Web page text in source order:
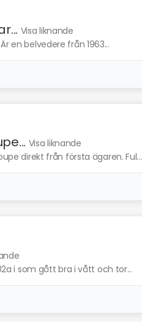
Visa liknande
en belvedere från 1963...
Visa liknande
direkt från första ägaren. Ful...
i som gått bra i vått och tor...